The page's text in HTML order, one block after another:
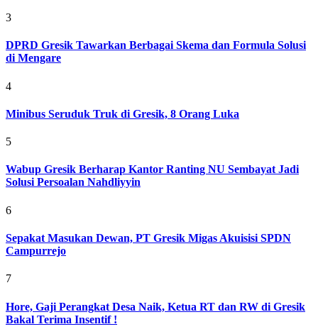
3
DPRD Gresik Tawarkan Berbagai Skema dan Formula Solusi
di Mengare
4
Minibus Seruduk Truk di Gresik, 8 Orang Luka
5
Wabup Gresik Berharap Kantor Ranting NU Sembayat Jadi
Solusi Persoalan Nahdliyyin
6
Sepakat Masukan Dewan, PT Gresik Migas Akuisisi SPDN
Campurrejo
7
Hore, Gaji Perangkat Desa Naik, Ketua RT dan RW di Gresik
Bakal Terima Insentif !